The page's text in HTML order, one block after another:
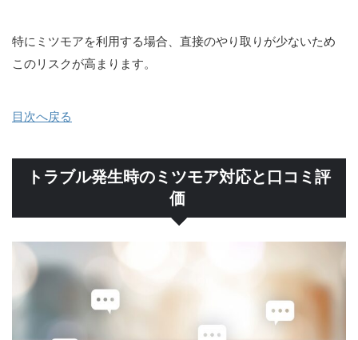
特にミツモアを利用する場合、直接のやり取りが少ないため
このリスクが高まります。
目次へ戻る
トラブル発生時のミツモア対応と口コミ評
価